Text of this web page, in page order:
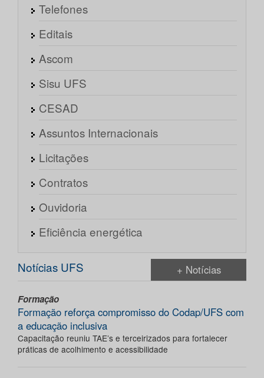
Telefones
Editais
Ascom
Sisu UFS
CESAD
Assuntos Internacionais
Licitações
Contratos
Ouvidoria
Eficiência energética
Notícias UFS + Notícias
Formação
Formação reforça compromisso do Codap/UFS com
a educação inclusiva
Capacitação reuniu TAE’s e terceirizados para fortalecer
práticas de acolhimento e acessibilidade